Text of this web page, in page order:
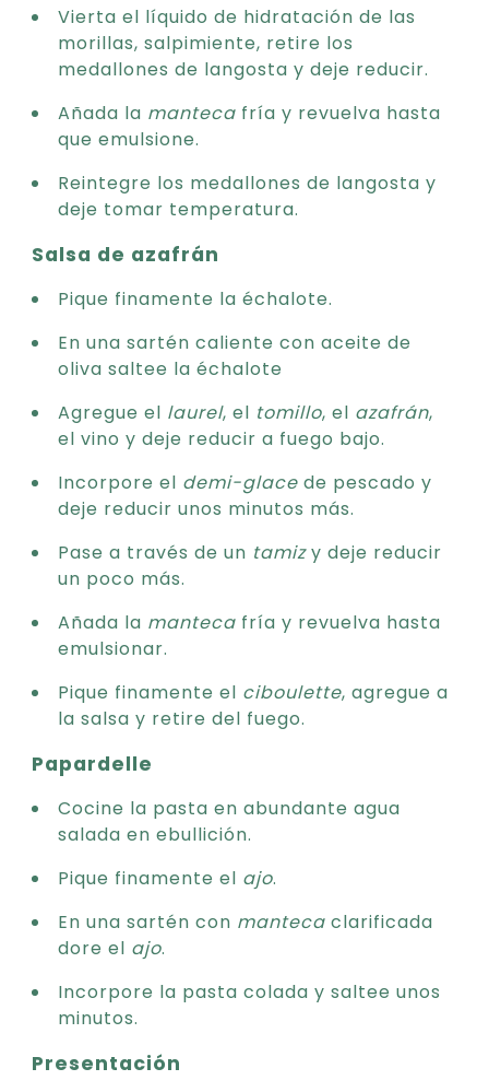
Vierta el líquido de hidratación de las
morillas, salpimiente, retire los
medallones de langosta y deje reducir.
Añada la manteca fría y revuelva hasta
que emulsione.
Reintegre los medallones de langosta y
deje tomar temperatura.
Salsa de azafrán
Pique finamente la échalote.
En una sartén caliente con aceite de
oliva saltee la échalote
Agregue el laurel, el tomillo, el azafrán,
el vino y deje reducir a fuego bajo.
Incorpore el demi-glace de pescado y
deje reducir unos minutos más.
Pase a través de un tamizy deje reducir
un poco más.
Añada la manteca fría y revuelva hasta
emulsionar.
Pique finamente el ciboulette, agregue a
la salsa y retire del fuego.
Papardelle
Cocine la pasta en abundante agua
salada en ebullición.
Pique finamente el ajo.
En una sartén con manteca clarificada
dore el ajo.
Incorpore la pasta colada y saltee unos
minutos.
Presentación